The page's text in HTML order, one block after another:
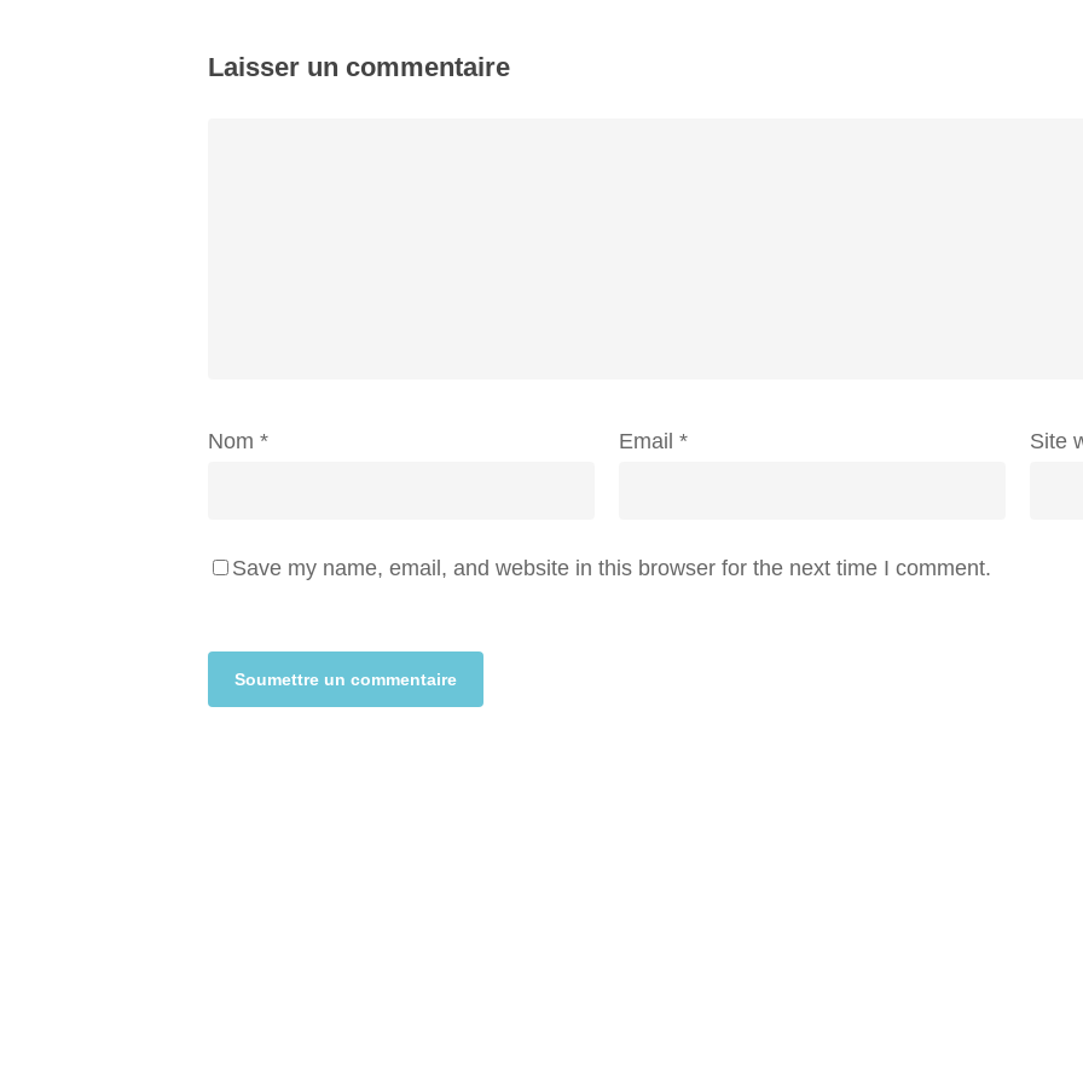
Laisser un commentaire
Nom * Email * Site
Save my name, email, and website in this browser for the next time I comment.